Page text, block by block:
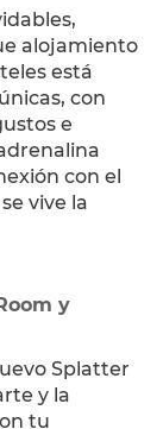
alojamiento
está
con
e
con el
vive la
y
Splatter
y la
tu